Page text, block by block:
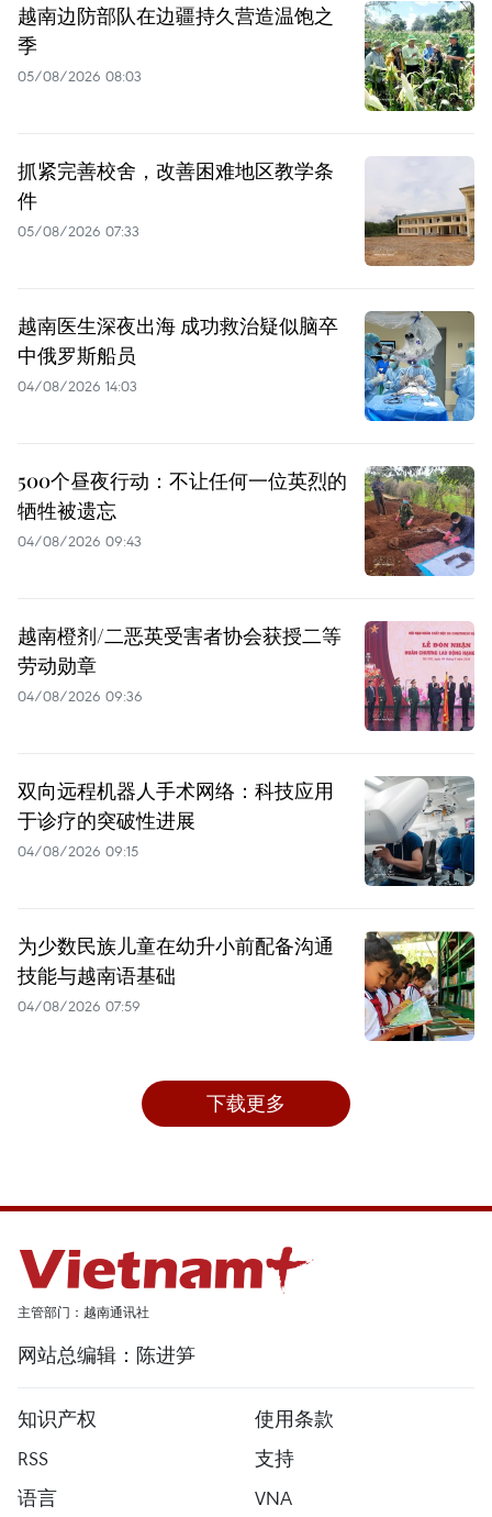
越南边防部队在边疆持久营造温饱之
季
05/08/2026 08:03
抓紧完善校舍，改善困难地区教学条
件
05/08/2026 07:33
越南医生深夜出海 成功救治疑似脑卒
中俄罗斯船员
04/08/2026 14:03
500个昼夜行动：不让任何一位英烈的
牺牲被遗忘
04/08/2026 09:43
越南橙剂/二恶英受害者协会获授二等
劳动勋章
04/08/2026 09:36
双向远程机器人手术网络：科技应用
于诊疗的突破性进展
04/08/2026 09:15
为少数民族儿童在幼升小前配备沟通
技能与越南语基础
04/08/2026 07:59
下载更多
主管部门：越南通讯社
网站总编辑：陈进笋
知识产权
使用条款
RSS
支持
语言
VNA